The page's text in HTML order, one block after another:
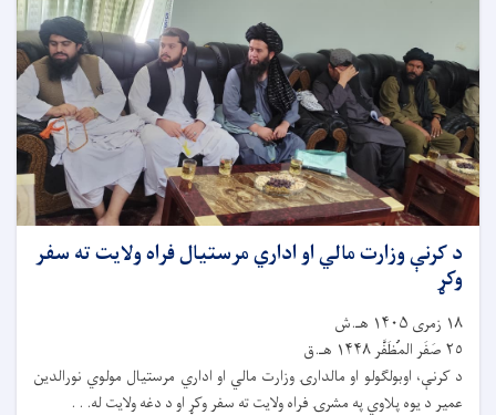
د کرنې وزارت مالي او اداري مرستیال فراه ولایت ته سفر
وکړ
١٨ زمری ۱۴۰۵ هـ.ش
٢٥ صَفَر المُظَفَّر ۱۴۴۸ هـ.ق
د کرنې، اوبولګولو او مالدارۍ وزارت مالي او اداري مرستیال مولوي نورالدین
عمیر د یوه پلاوي په مشرۍ فراه ولایت ته سفر وکړ او د دغه ولایت له. . .